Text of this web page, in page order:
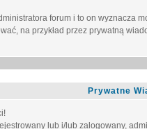
forum i to on wyznacza
na przykład przez prywatną
Prywatne
lub i/lub zalogowany,